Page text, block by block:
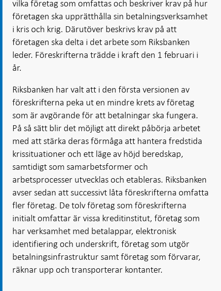
vilka företag som omfattas och beskriver krav på hur
företagen ska upprätthålla sin betalningsverksamhet
i kris och krig. Därutöver beskrivs krav på att
företagen ska delta i det arbete som Riksbanken
leder. Föreskrifterna trädde i kraft den 1 februari i
år.
Riksbanken har valt att i den första versionen av
föreskrifterna peka ut en mindre krets av företag
som är avgörande för att betalningar ska fungera.
På så sätt blir det möjligt att direkt påbörja arbetet
med att stärka deras förmåga att hantera fredstida
krissituationer och ett läge av höjd beredskap,
samtidigt som samarbetsformer och
arbetsprocesser utvecklas och etableras. Riksbanken
avser sedan att successivt låta föreskrifterna omfatta
fler företag. De tolv företag som föreskrifterna
initialt omfattar är vissa kreditinstitut, företag som
har verksamhet med betalappar, elektronisk
identifiering och underskrift, företag som utgör
betalningsinfrastruktur samt företag som förvarar,
räknar upp och transporterar kontanter.